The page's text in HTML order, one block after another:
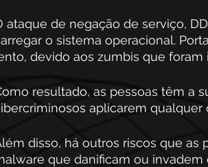
ataque de negação de serviço,
o sistema operacional.
devido aos zumbis que
resultado, as pessoas têm a
aplicarem qualquer
disso, há outros riscos que as
que danificam ou invadem